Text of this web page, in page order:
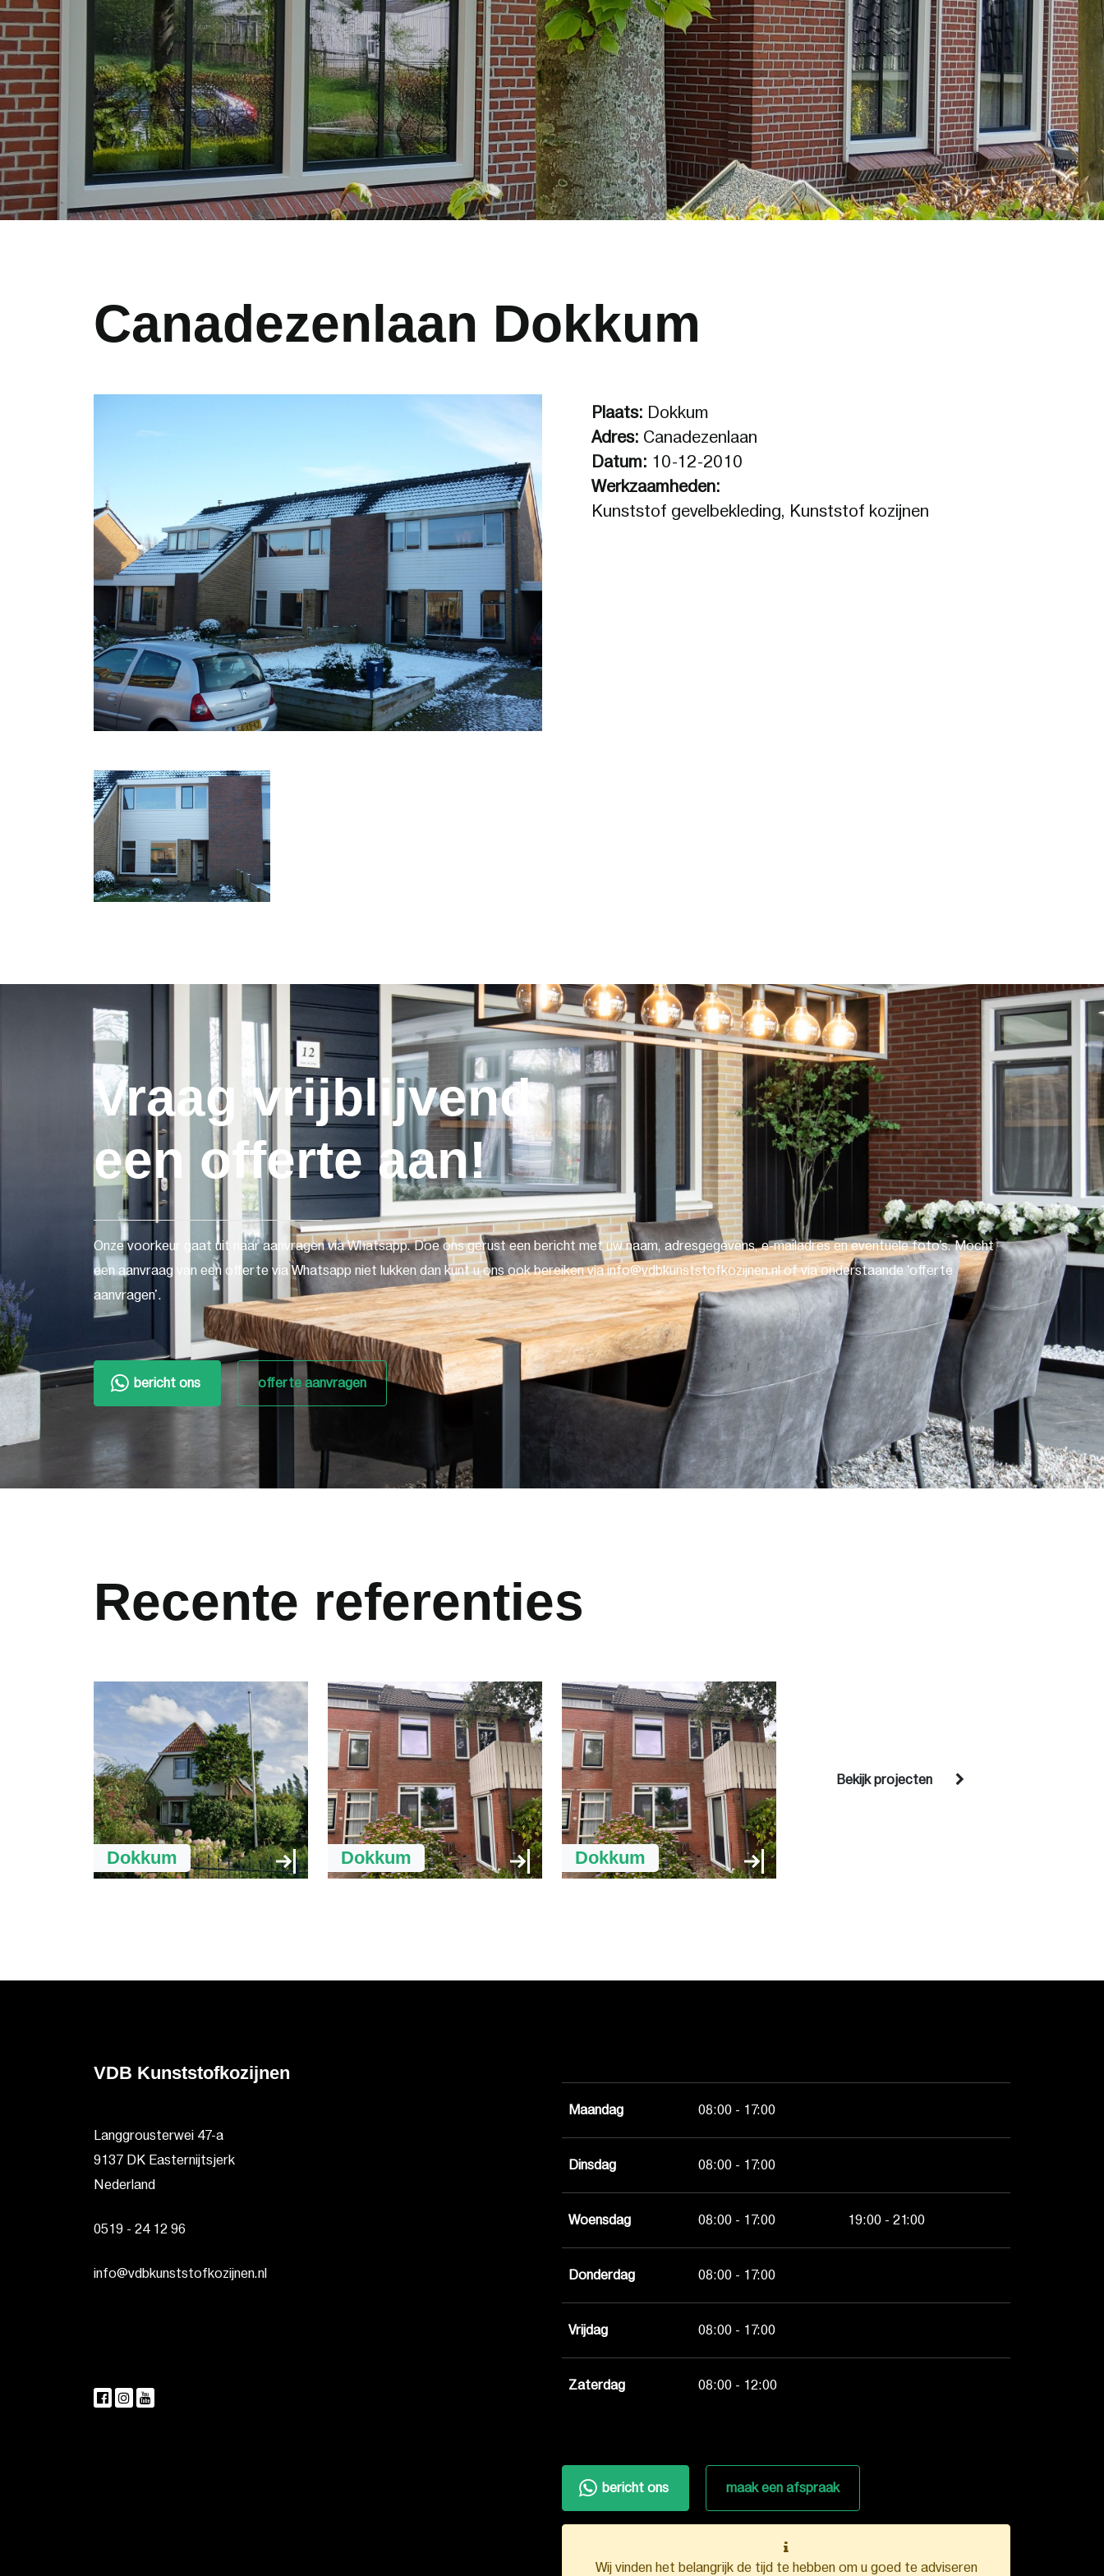
Canadezenlaan Dokkum
Plaats: Dokkum
Adres: Canadezenlaan
Datum: 10-12-2010
Werkzaamheden:
Kunststof gevelbekleding, Kunststof kozijnen
Vraag vrijblijvend
een offerte aan!
Onze voorkeur gaat uit naar aanvragen via Whatsapp. Doe ons gerust een bericht met uw naam, adresgegevens, e-mailadres en eventuele foto's. Mocht
een aanvraag van een offerte via Whatsapp niet lukken dan kunt u ons ook bereiken via info@vdbkunststofkozijnen.nl of via onderstaande 'offerte
aanvragen'.
bericht ons offerte aanvragen
Recente referenties
Dokkum Dokkum Dokkum
Bekijk projecten
VDB Kunststofkozijnen
Langgrousterwei 47-a
9137 DK Easternijtsjerk
Nederland
0519 - 24 12 96
info@vdbkunststofkozijnen.nl
Maandag 08:00 - 17:00
Dinsdag 08:00 - 17:00
Woensdag 08:00 - 17:00 19:00 - 21:00
Donderdag 08:00 - 17:00
Vrijdag 08:00 - 17:00
Zaterdag 08:00 - 12:00
bericht ons maak een afspraak
Wij vinden het belangrijk de tijd te hebben om u goed te adviseren